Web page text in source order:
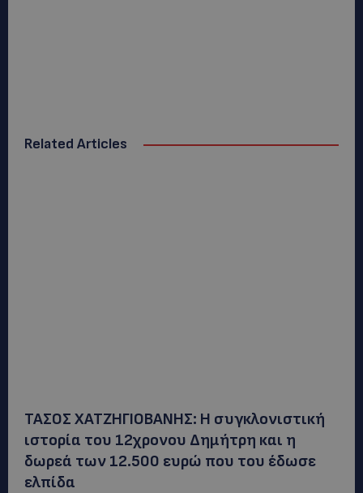
Related Articles
ΤΑΣΟΣ ΧΑΤΖΗΓΙΟΒΑΝΗΣ: Η συγκλονιστική
ιστορία του 12χρονου Δημήτρη και η
δωρεά των 12.500 ευρώ που του έδωσε
ελπίδα